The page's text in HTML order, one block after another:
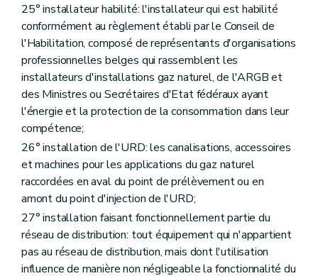
Art. 154
Art. 155
Section 2.7 Gestion administrative des données techniques autres que les données de mesure ou de comptage
Art. 156
Chapitre III Dispositions relatives aux données de mesure ou de comptage
Section 3.1 Profils d'utilisation mesurés et calculés
Art. 157
Art. 158
Section 3.2 Dispositions particulières relatives au profil d'utilisation mesuré
Art. 159
Art. 160
Art. 161
Art. 162
Art. 163
Art. 164
Section 3.3
Dispositions particulières relatives au profil d'utilisation calculé
Art. 165
Art. 166
Section 3.4 Traitement des données de mesure ou de comptage
Art. 167
25° installateur habilité: l'installateur qui est habilité
conformément au règlement établi par le Conseil de
l'Habilitation, composé de représentants d'organisations
professionnelles belges qui rassemblent les
installateurs d'installations gaz naturel, de l'ARGB et
des Ministres ou Secrétaires d'Etat fédéraux ayant
l'énergie et la protection de la consommation dans leur
compétence;
26° installation de l'URD: les canalisations, accessoires
et machines pour les applications du gaz naturel
raccordées en aval du point de prélèvement ou en
amont du point d'injection de l'URD;
27° installation faisant fonctionnellement partie du
réseau de distribution: tout équipement qui n'appartient
pas au réseau de distribution, mais dont l'utilisation
influence de manière non négligeable la fonctionnalité du